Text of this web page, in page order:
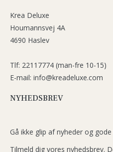
Krea Deluxe
Houmannsvej 4A
4690 Haslev
Tlf: 22117774 (man-fre 10-15)
E-mail: info@kreadeluxe.com
NYHEDSBREV
Gå ikke glip af nyheder og gode
Tilmeld dig vores nyhedsbrev.